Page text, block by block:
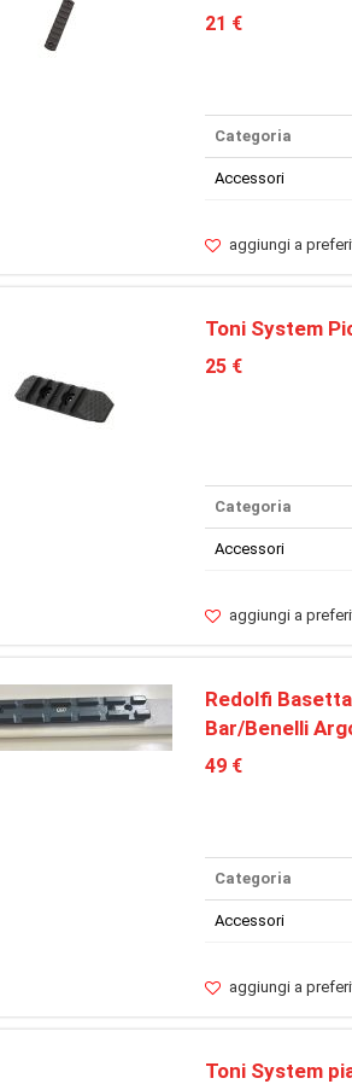
21 €
Categoria
Accessori
aggiungi a
Toni System
25 €
Categoria
Accessori
aggiungi a
Redolfi
Bar/Benelli
49 €
Categoria
Accessori
aggiungi a
Toni System